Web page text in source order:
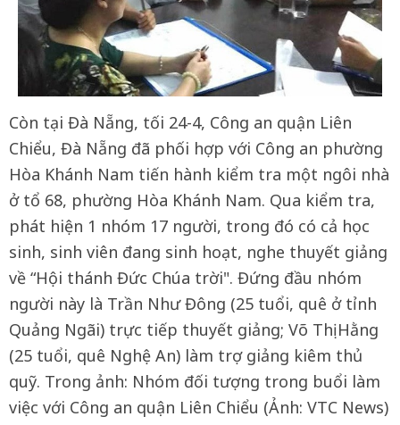
Còn tại Đà Nẵng, tối 24-4, Công an quận Liên
Chiểu, Đà Nẵng đã phối hợp với Công an phường
Hòa Khánh Nam tiến hành kiểm tra một ngôi nhà
ở tổ 68, phường Hòa Khánh Nam. Qua kiểm tra,
phát hiện 1 nhóm 17 người, trong đó có cả học
sinh, sinh viên đang sinh hoạt, nghe thuyết giảng
về “Hội thánh Đức Chúa trời". Đứng đầu nhóm
người này là Trần Như Đông (25 tuổi, quê ở tỉnh
Quảng Ngãi) trực tiếp thuyết giảng; Võ Thị Hằng
(25 tuổi, quê Nghệ An) làm trợ giảng kiêm thủ
quỹ. Trong ảnh: Nhóm đối tượng trong buổi làm
việc với Công an quận Liên Chiểu (Ảnh: VTC News)